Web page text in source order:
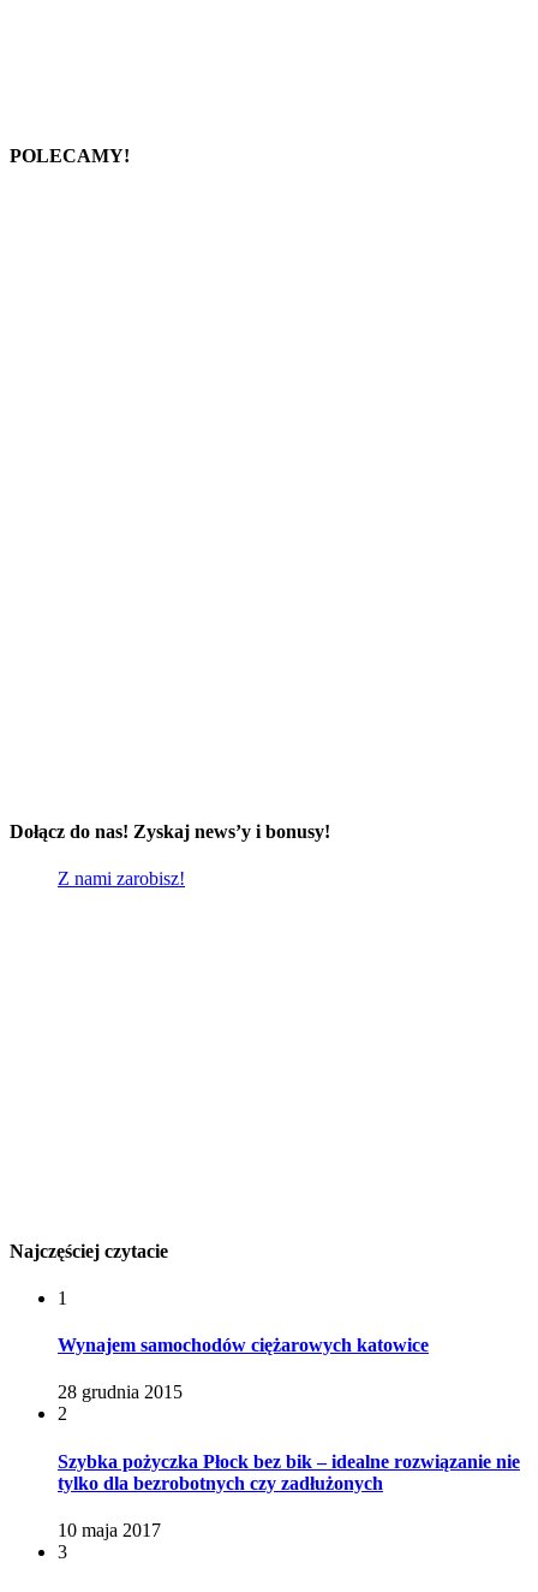
POLECAMY!
Dołącz do nas! Zyskaj news’y i bonusy!
Z nami zarobisz!
Najczęściej czytacie
1
Wynajem samochodów ciężarowych katowice
28 grudnia 2015
2
Szybka pożyczka Płock bez bik – idealne rozwiązanie nie
tylko dla bezrobotnych czy zadłużonych
10 maja 2017
3